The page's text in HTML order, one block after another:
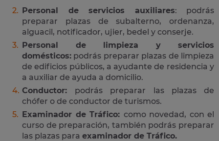
Personal de servicios auxiliares: podrás
preparar plazas de subalterno, ordenanza,
alguacil, notificador, ujier, bedel y conserje.
Personal de limpieza y servicios
domésticos: podrás preparar plazas de limpieza
de edificios públicos, a ayudante de residencia y
a auxiliar de ayuda a domicilio.
Conductor: podrás preparar las plazas de
chófer o de conductor de turismos.
Examinador de Tráfico: como novedad, con el
curso de preparación, también podrás preparar
las plazas para examinador de Tráfico.